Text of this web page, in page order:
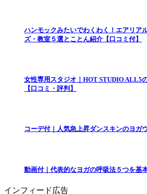
ハンモックみたいでわくわく！エアリア
ズ・教室５選とことん紹介【口コミ付】
女性専用スタジオ｜HOT STUDIO ALL5
【口コミ・評判】
コーデ付｜人気急上昇ダンスキンのヨガ
動画付｜代表的なヨガの呼吸法５つを基
インフィード広告